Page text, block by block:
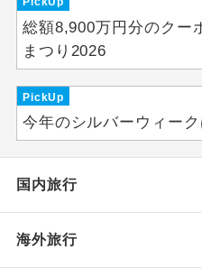
総額8,900万円分のクー
まつり2026
PickUp
今年のシルバーウィーク
国内旅行
海外旅行